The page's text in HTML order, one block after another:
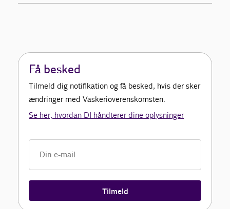
Få besked
Tilmeld dig notifikation og få besked, hvis der sker
ændringer med Vaskerioverenskomsten.
Se her, hvordan DI håndterer dine oplysninger
Tilmeld